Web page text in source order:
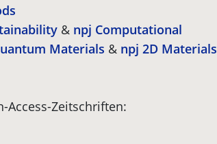
& npj Computational
Materials & npj 2D Materials
Access-Zeitschriften: